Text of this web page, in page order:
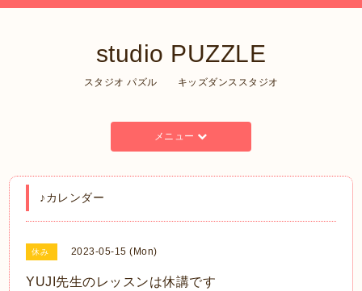
studio PUZZLE
スタジオ パズル キッズダンススタジオ
メニュー
♪カレンダー
休み 2023-05-15 (Mon)
YUJI先生のレッスンは休講です